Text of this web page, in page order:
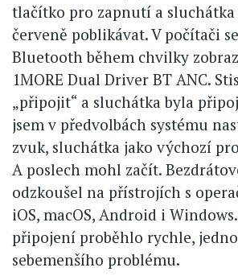
tlačítko pro zapnutí a sluchátka
červeně poblikávat. V počítači
Bluetooth během chvilky
1MORE Dual Driver BT ANC.
„připojit“ a sluchátka byla
jsem v předvolbách systému
zvuk, sluchátka jako výchozí
A poslech mohl začít.
odzkoušel na přístrojích s
iOS, macOS, Android i
připojení proběhlo rychle,
sebemenšího problému.